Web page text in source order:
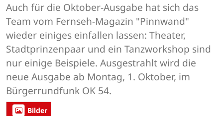
Auch für die Oktober-Ausgabe hat sich das
Team vom Fernseh-Magazin "Pinnwand"
wieder einiges einfallen lassen: Theater,
Stadtprinzenpaar und ein Tanzworkshop sind
nur einige Beispiele. Ausgestrahlt wird die
neue Ausgabe ab Montag, 1. Oktober, im
Bürgerrundfunk OK 54.
Bilder